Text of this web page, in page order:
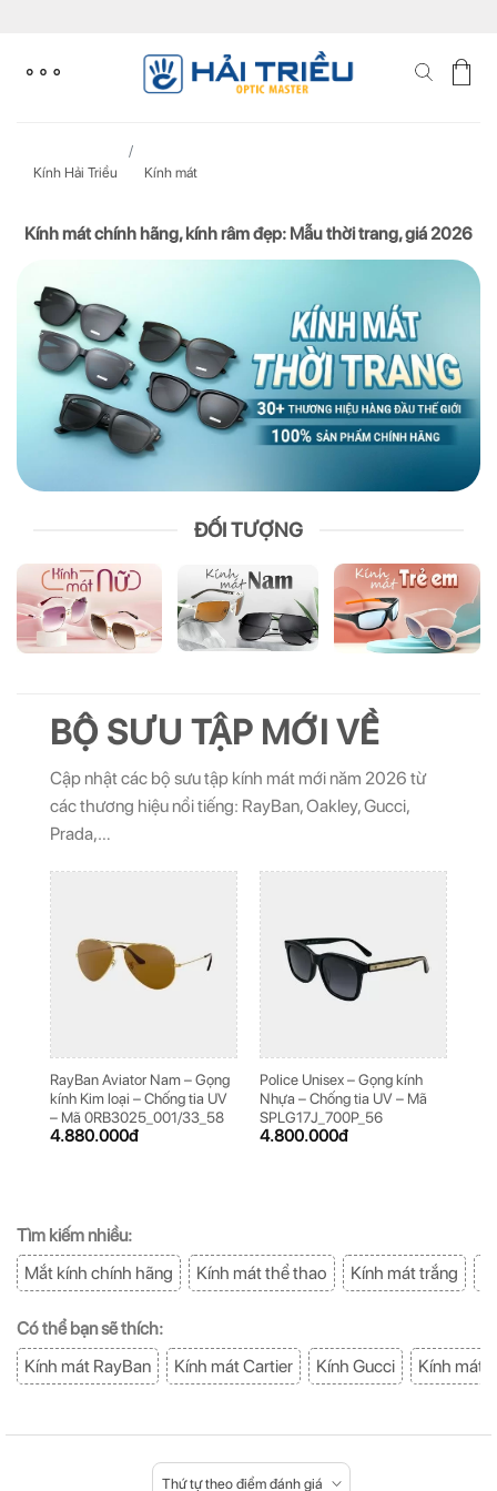
content
Kính Hải Triều Kính mát
Kính mát chính hãng, kính râm đẹp: Mẫu thời trang, giá 2026
ĐỐI TƯỢNG
BỘ SƯU TẬP MỚI VỀ
Cập nhật các bộ sưu tập kính mát mới năm 2026 từ
các thương hiệu nổi tiếng: RayBan, Oakley, Gucci,
Prada,…
RayBan Aviator Nam – Gọng
kính Kim loại – Chống tia UV
– Mã 0RB3025_001/33_58
4.880.000đ
Police Unisex – Gọng kính
Nhựa – Chống tia UV – Mã
SPLG17J_700P_56
4.800.000đ
Tìm kiếm nhiều:
Mắt kính chính hãng
Kính mát thể thao Kính mát trắng
Có thể bạn sẽ thích:
Kính mát RayBan
Kính mát Cartier Kính Gucci Kính mát
Thứ tự theo điểm đánh giá